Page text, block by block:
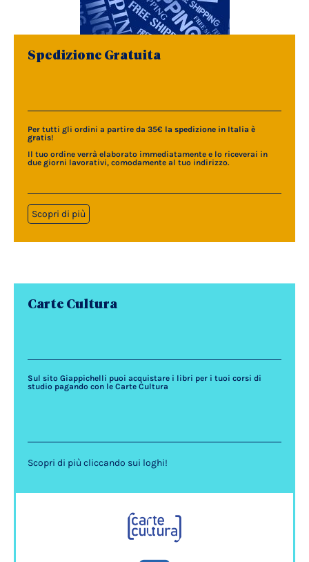
Spedizione Gratuita
Per tutti gli ordini a partire da 35€ la spedizione in Italia è
gratis!
Il tuo ordine verrà elaborato immediatamente e lo riceverai in
due giorni lavorativi, comodamente al tuo indirizzo.
Scopri di più
Carte Cultura
Sul sito Giappichelli puoi acquistare i libri per i tuoi corsi di
studio pagando con le Carte Cultura
Scopri di più cliccando sui loghi!